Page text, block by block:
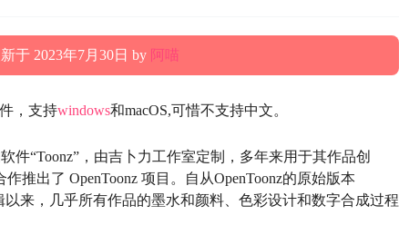
于 2023年7月30日 by 阿喵
，支持windows和macOS,可惜不支持中文。
件“Toonz”，由吉卜力工作室定制，多年来用于其作品创
推出了 OpenToonz 项目。自从OpenToonz的原始版本
来，几乎所有作品的墨水和颜料、色彩设计和数字合成过程